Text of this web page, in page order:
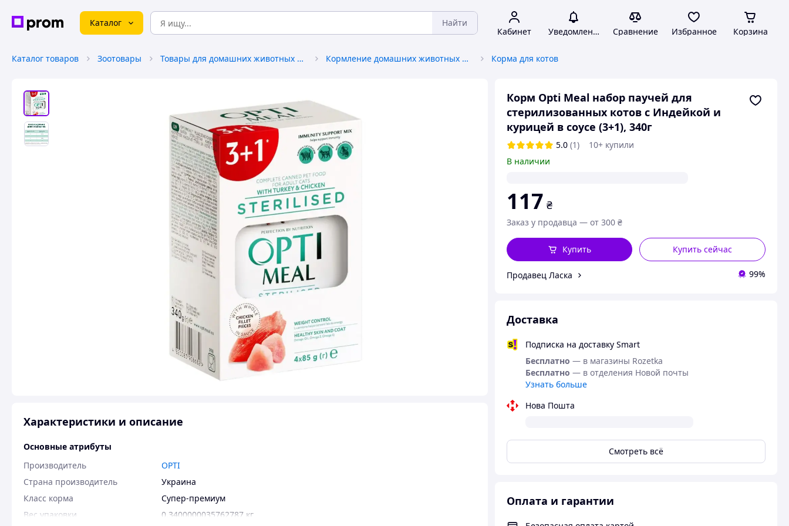
Каталог Найти
Кабинет Уведомления Сравнение Избранное Корзина
Каталог товаров Зоотовары Товары для домашних животных и птиц Кормление домашних животных и птиц Корма для котов
Корм Opti Meal набор паучей для
стерилизованных котов с Индейкой и
курицей в соусе (3+1), 340г
5.0 (1)
10+ купили
В наличии
117 ₴
Заказ у продавца — от 300 ₴
Купить сейчас
Купить
Продавец Ласка 99%
Доставка
Подписка на доставку Smart
Бесплатно — в магазины Rozetka
Бесплатно — в отделения Новой почты
Узнать больше
Нова Пошта
Смотреть всё
Оплата и гарантии
Характеристики и описание
Основные атрибуты
Производитель
OPTI
Страна производитель
Украина
Класс корма
Супер-премиум
Вес упаковки
0.3400000035762787 кг